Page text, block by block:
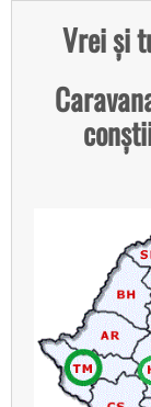
Vrei și